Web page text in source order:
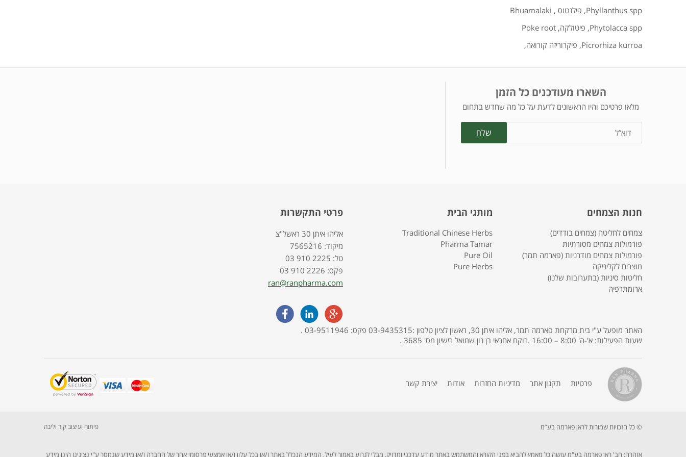
Phyllanthus spp
, פילנטוס ,
Bhuamalaki
Phytolacca spp
, פיטולקה,
Poke root
Picrorhiza kurroa
, פיקרוריזה קורואה,
השארו מעודכנים כל הזמן
מלאו פרטיכם והיו הראשונים לדעת על כל מה שחדש בתחום
חנות הצמחים
צמחים לחליטה (צמחים בודדים)
פורמולות צמחים מסורתיות
פורמולות צמחים מודרניות (פארמה תמר)
מוצרים לקליניקה
חליטות סיניות (בתערובות שלנו)
ארומתרפיה
מותגי הבית
Traditional Chinese Herbs
Pharma Tamar
Pure Oil
Pure Herbs
פרטי התקשרות
אליהו איתן 30 ראשל"צ
7565216 :מיקוד
03 910 2225 :טל
03 910 2226 :פקס
ran@ranpharma.com
האתר מופעל ע"י בית מרקחת פארמה תמר, אליהו איתן 30, ראשון לציון טלפון :03-9435315 פקס: 03-9511946 .
שעות הפעילות: א'-ה' 8:00 – 16:00 .רוקח אחראי בן נון שמואל רישיון מס' 3685 .
פרטיות תקנון אתר מדיניות החזרות אודות יצירת קשר
© כל הזכויות שמורות לראן פארמה בע”מ פיתוח ועיצוב קוד וליבה
אזהרה: חב' ראן פארמה בע"מ עושה כל מאמץ להביא בפני הקורא והמשתמש באתר מידע עדכני ומדויק. מבלי לגרוע באמור לעיל, המידע הנכלל באתר ו/או בכל עלון ו/או אמצעי פרסומי אחר של החברה ו/או מידע שנמסר ע"י נציגינו הינו מידע